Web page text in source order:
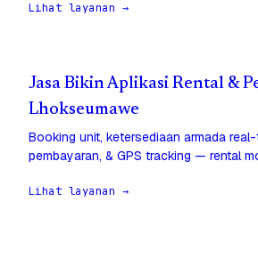
Lihat layanan →
Jasa Bikin Aplikasi Rental &
Lhokseumawe
Booking unit, ketersediaan armada
pembayaran, & GPS tracking — rental
Lihat layanan →